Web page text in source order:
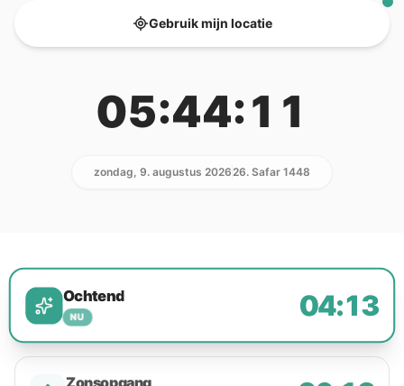
Gebruik mijn locatie
05:44:11
zondag, 9. augustus 202626. Safar 1448
Ochtend
NU 04:13
Zonsopgang